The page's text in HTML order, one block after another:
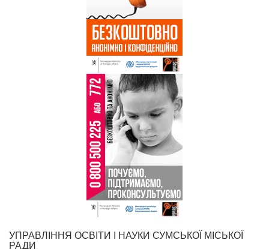
УПРАВЛІННЯ ОСВІТИ І НАУКИ СУМСЬКОЇ МІСЬКОЇ
РАДИ